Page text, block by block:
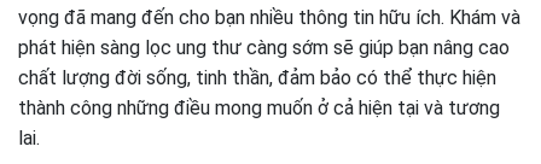
vọng đã mang đến cho bạn nhiều thông tin hữu ích. Khám và
phát hiện sàng lọc ung thư càng sớm sẽ giúp bạn nâng cao
chất lượng đời sống, tinh thần, đảm bảo có thể thực hiện
thành công những điều mong muốn ở cả hiện tại và tương
lai.